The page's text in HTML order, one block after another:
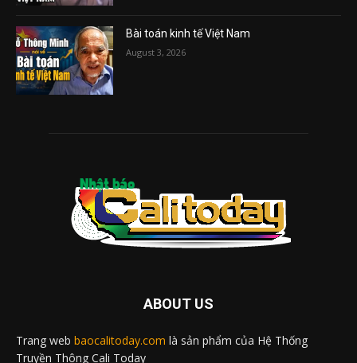
Bài toán kinh tế Việt Nam
August 3, 2026
ABOUT US
Trang web baocalitoday.com là sản phẩm của Hệ Thống
Truyền Thông Cali Today